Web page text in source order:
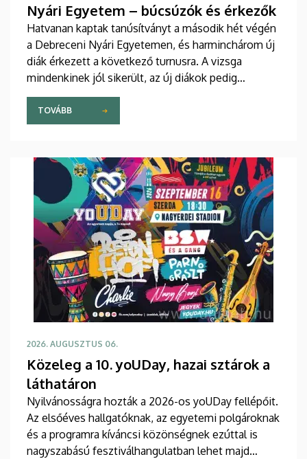
Nyári Egyetem – búcsúzók és érkezők
Hatvanan kaptak tanúsítványt a második hét végén
a Debreceni Nyári Egyetemen, és harminchárom új
diák érkezett a következő turnusra. A vizsga
mindenkinek jól sikerült, az új diákok pedig
sikeresen beilleszkedtek a csoportokba, ahol
továbbra is szorgalmasan tanulják a magyar
nyelvet.
TOVÁBB
2026. AUGUSZTUS 06.
Közeleg a 10. yoUDay, hazai sztárok a
láthatáron
Nyilvánosságra hozták a 2026-os yoUDay fellépőit.
Az elsőéves hallgatóknak, az egyetemi polgároknak
és a programra kíváncsi közönségnek ezúttal is
nagyszabású fesztiválhangulatban lehet majd